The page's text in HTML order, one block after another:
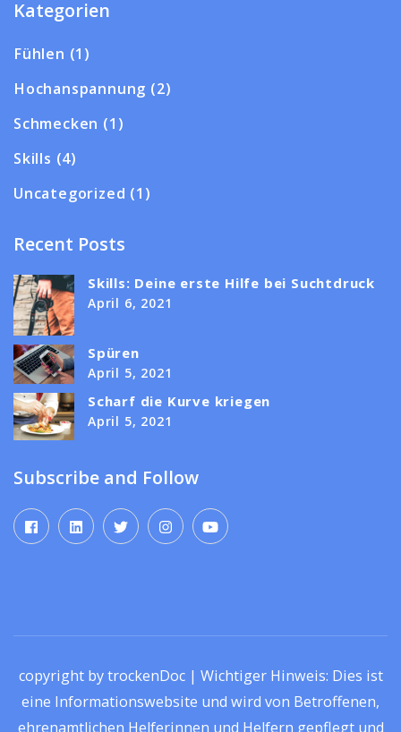
Kategorien
Fühlen (1)
Hochanspannung (2)
Schmecken (1)
Skills (4)
Uncategorized (1)
Recent Posts
Skills: Deine erste Hilfe bei Suchtdruck
April 6, 2021
Spüren
April 5, 2021
Scharf die Kurve kriegen
April 5, 2021
Subscribe and Follow
copyright by trockenDoc | Wichtiger Hinweis: Dies ist
eine Informationswebsite und wird von Betroffenen,
ehrenamtlichen Helferinnen und Helfern gepflegt und